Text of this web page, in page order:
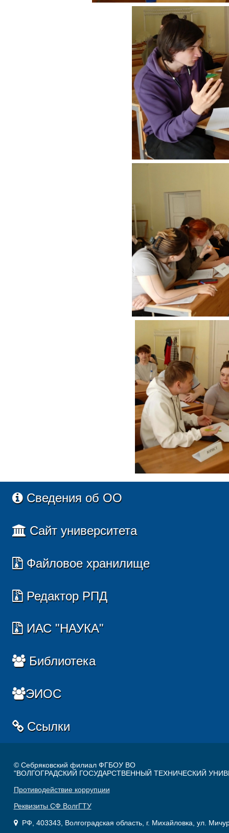
Сведения об ОО
Сайт университета
Файловое хранилище
Редактор РПД
ИАС "НАУКА"
Библиотека
ЭИОС
Ссылки
© Себряковский филиал ФГБОУ ВО
"ВОЛГОГРАДСКИЙ ГОСУДАРСТВЕННЫЙ ТЕХНИЧЕСКИЙ
Противодействие коррупции
Реквизиты СФ ВолгГТУ
РФ, 403343, Волгоградская область, г. Михайловка, ул.